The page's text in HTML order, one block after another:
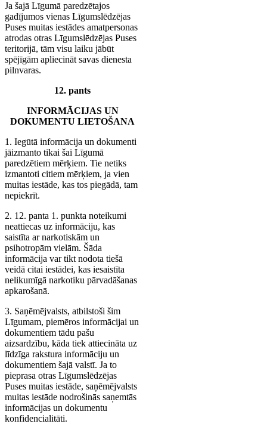
Ja šajā Līgumā paredzētajos
gadījumos vienas Līgumslēdzējas
Puses muitas iestādes amatpersonas
atrodas otras Līgumslēdzējas Puses
teritorijā, tām visu laiku jābūt
spējīgām apliecināt savas dienesta
pilnvaras.
12. pants
INFORMĀCIJAS UN
DOKUMENTU LIETOŠANA
1. Iegūtā informācija un dokumenti
jāizmanto tikai šai Līgumā
paredzētiem mērķiem. Tie netiks
izmantoti citiem mērķiem, ja vien
muitas iestāde, kas tos piegādā, tam
nepiekrīt.
2. 12. panta 1. punkta noteikumi
neattiecas uz informāciju, kas
saistīta ar narkotiskām un
psihotropām vielām. Šāda
informācija var tikt nodota tiešā
veidā citai iestādei, kas iesaistīta
nelikumīgā narkotiku pārvadāšanas
apkarošanā.
3. Saņēmējvalsts, atbilstoši šim
Līgumam, piemēros informācijai un
dokumentiem tādu pašu
aizsardzību, kāda tiek attiecināta uz
līdzīga rakstura informāciju un
dokumentiem šajā valstī. Ja to
pieprasa otras Līgumslēdzējas
Puses muitas iestāde, saņēmējvalsts
muitas iestāde nodrošinās saņemtās
informācijas un dokumentu
konfidencialitāti.